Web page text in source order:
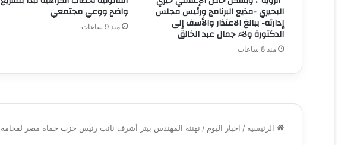
البحيري -مذيع البرنامج ورئيس مجلس
إدارته- ببالغ الاعتذار والأسف إلى
الدكتورة ولاء جمال عبد الخالق
منذ 8 ساعات
واضح ووعي مجتمعي
منذ 9 ساعات